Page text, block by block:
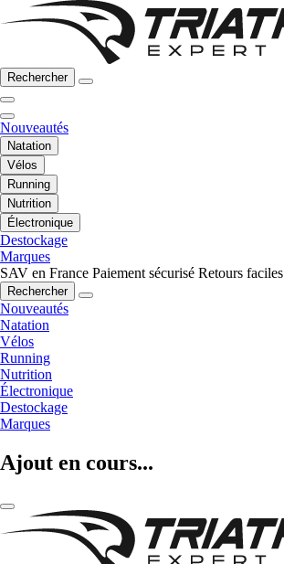
Rechercher
Nouveautés
Natation
Vélos
Running
Nutrition
Électronique
Destockage
Marques
SAV en France Paiement sécurisé Retours faciles
Rechercher
Nouveautés
Natation
Vélos
Running
Nutrition
Électronique
Destockage
Marques
Ajout en cours...